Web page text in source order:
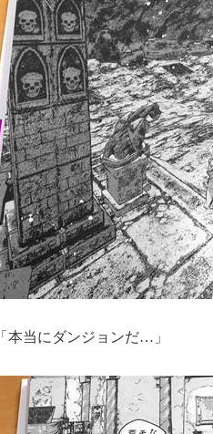
「本当にダンジョンだ…」